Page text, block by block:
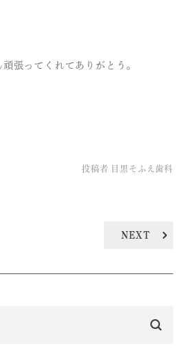
張ってくれてありがとう。
投稿者 目黒そふえ歯科
NEXT